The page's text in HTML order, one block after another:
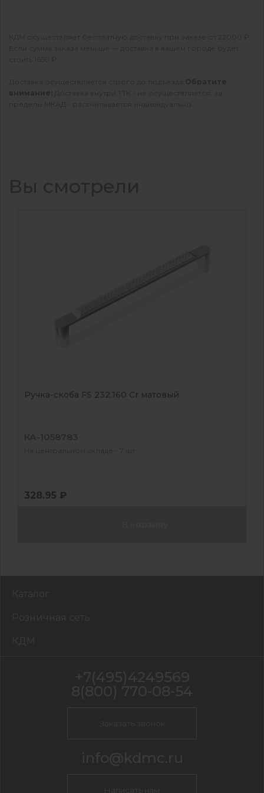
КДМ осуществляет бесплатную доставку при заказе от 22000 ₽.
Если сумма заказа меньше — доставка в вашем городе будет
стоить 1650 ₽.
Доставка осуществляется строго до подъезда. Обратите
внимание:
Доставка внутри ТТК - не осуществляется, за
пределы МКАД - рассчитывается индивидуально.
Вы смотрели
Ручка-скоба FS 232.160 Cr матовый
КА-1058783
На центральном складе - 7 шт
328.95 ₽
Каталог
Розничная сеть
КДМ
+7(495)4249569
8(800) 770-08-54
Заказать звонок
info@kdmc.ru
Написать нам